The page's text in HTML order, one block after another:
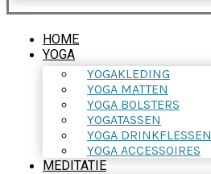
HOME
YOGA
YOGAKLEDING
YOGA MATTEN
YOGA BOLSTERS
YOGATASSEN
YOGA DRINKFLESSEN
YOGA ACCESSOIRES
MEDITATIE